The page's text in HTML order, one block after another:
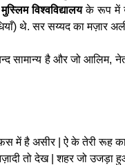
विश्वविद्यालयके रूप में
थे. सर सय्यद का मज़ार
सामान्य है और जो आलिम,
में है असीर | ऐ के तेरी रूह
तो देख | शहर जो उजड़ा